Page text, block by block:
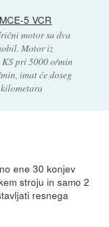
5 VCR
motor sa dva
Motor iz
pri 5000 o/min
imat će doseg
ene 30 konjev
stroju in samo 2
resnega